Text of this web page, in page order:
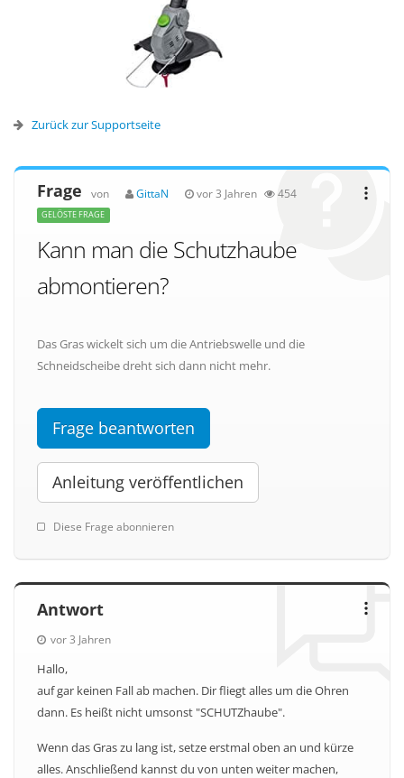
Zurück zur Supportseite
Frage von GittaN vor 3 Jahren 454
GELÖSTE FRAGE
Kann man die Schutzhaube
abmontieren?
Das Gras wickelt sich um die Antriebswelle und die
Schneidscheibe dreht sich dann nicht mehr.
Frage beantworten
Anleitung veröffentlichen
Diese Frage abonnieren
Antwort
vor 3 Jahren
Hallo,
auf gar keinen Fall ab machen. Dir fliegt alles um die Ohren
dann. Es heißt nicht umsonst "SCHUTZhaube".
Wenn das Gras zu lang ist, setze erstmal oben an und kürze
alles. Anschließend kannst du von unten weiter machen,